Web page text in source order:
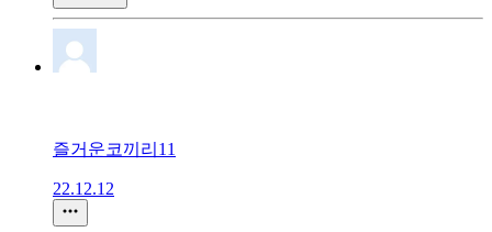
즐거운코끼리11
22.12.12